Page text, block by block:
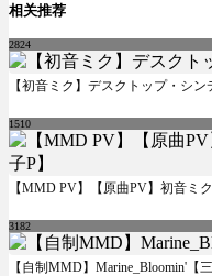
相关推荐
2824
【初音ミク】デスクトップ・シ
1510
【MMD PV】【原曲PV】初音ミク
3182
【自制MMD】Marine_Bloomin'【